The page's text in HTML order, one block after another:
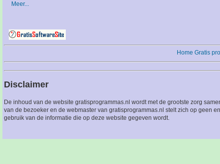
Meer...
Home Gratis
Disclaimer
De inhoud van de website gratisprogrammas.nl wordt met de grootste zorg
van de bezoeker en de webmaster van gratisprogrammas.nl stelt zich op geen
gebruik van de informatie die op deze website gegeven wordt.